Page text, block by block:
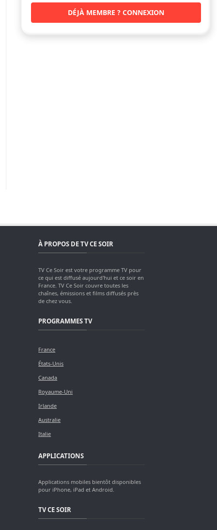
DÉJÀ MEMBRE ? CONNEXION
À PROPOS DE TV CE SOIR
TV Ce Soir est votre programme TV pour
ce qui est diffusé aujourd'hui et ce soir en
France. TV Ce Soir couvre toutes les
chaînes, émissions et films diffusés près
de chez vous.
PROGRAMMES TV
France
États-Unis
Canada
Royaume-Uni
Irlande
Australie
Italie
APPLICATIONS
Applications mobiles bientôt disponibles
pour iPhone, iPad et Android.
TV CE SOIR